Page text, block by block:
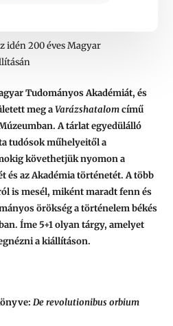
idén 200 éves Magyar
Tudományos Akadémiát, és
meg aVarázshatalomcímű
A tárlat egyedülálló
tudósok műhelyeitől a
követhetjük nyomon a
és az Akadémia történetét. A több
is mesél, miként maradt fenn és
örökség a történelem békés
Íme 5+1 olyan tárgy, amelyet
a kiállításon.
De revolutionibus orbium